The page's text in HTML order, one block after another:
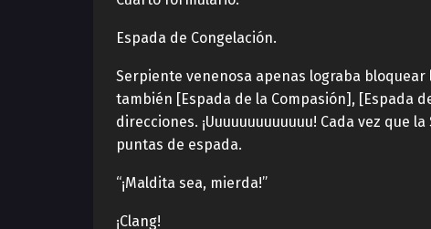
Espada de Congelación.
Serpiente venenosa apenas lograba
también [Espada de la Compasión], [Espada
direcciones. ¡Uuuuuuuuuuuuu! Cada vez que
puntas de espada.
“¡Maldita sea, mierda!”
¡Clang!